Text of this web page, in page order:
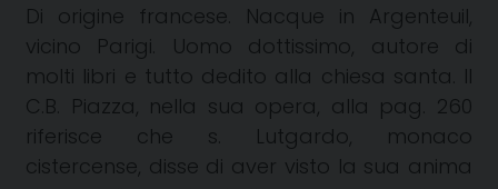
Di origine francese. Nacque in Argenteuil,
vicino Parigi. Uomo dottissimo, autore di
molti libri e tutto dedito alla chiesa santa. Il
C.B. Piazza, nella sua opera, alla pag. 260
riferisce che s. Lutgardo, monaco
cistercense, disse di aver visto la sua anima